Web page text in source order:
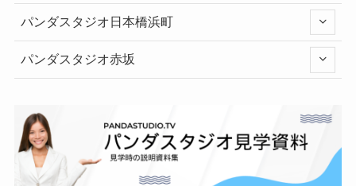
パンダスタジオ日本橋浜町
パンダスタジオ赤坂